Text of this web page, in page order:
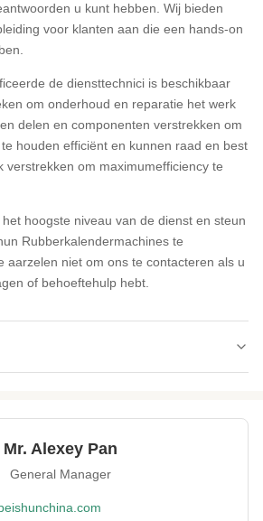
u kunt hebben. Wij bieden
voor klanten aan die een hands-on
de diensttechnici is beschikbaar
om onderhoud en reparatie het werk
delen en componenten verstrekken om
houden efficiënt en kunnen raad en best
verstrekken om maximumefficiency te
hoogste niveau van de dienst en steun
Rubberkalendermachines te
aarzelen niet om ons te contacteren als u
of behoeftehulp hebt.
min
Mr. Alexey Pan
General Manager